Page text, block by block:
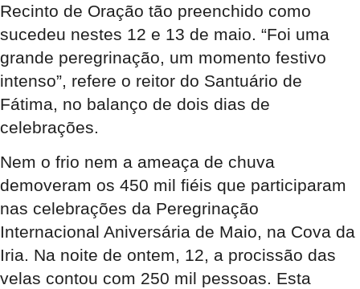
Recinto de Oração tão preenchido como
sucedeu nestes 12 e 13 de maio. “Foi uma
grande peregrinação, um momento festivo
intenso”, refere o reitor do Santuário de
Fátima, no balanço de dois dias de
celebrações.
Nem o frio nem a ameaça de chuva
demoveram os 450 mil fiéis que participaram
nas celebrações da Peregrinação
Internacional Aniversária de Maio, na Cova da
Iria. Na noite de ontem, 12, a procissão das
velas contou com 250 mil pessoas. Esta